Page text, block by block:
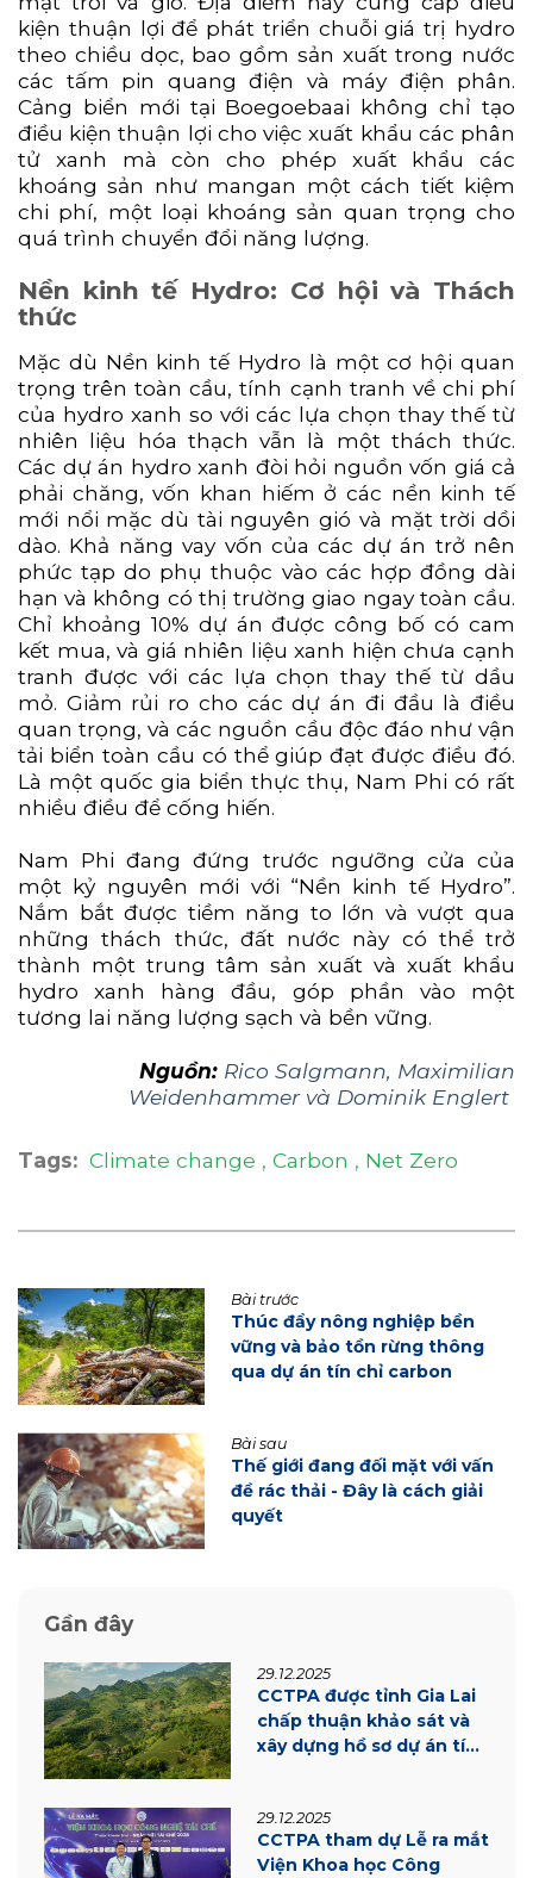
kiện thuận lợi để phát triển chuỗi giá trị hydro
theo chiều dọc, bao gồm sản xuất trong nước
các tấm pin quang điện và máy điện phân.
Cảng biển mới tại Boegoebaai không chỉ tạo
điều kiện thuận lợi cho việc xuất khẩu các phân
tử xanh mà còn cho phép xuất khẩu các
khoáng sản như mangan một cách tiết kiệm
chi phí, một loại khoáng sản quan trọng cho
quá trình chuyển đổi năng lượng.
Nền kinh tế Hydro: Cơ hội và Thách
thức
Mặc dù Nền kinh tế Hydro là một cơ hội quan
trọng trên toàn cầu, tính cạnh tranh về chi phí
của hydro xanh so với các lựa chọn thay thế từ
nhiên liệu hóa thạch vẫn là một thách thức.
Các dự án hydro xanh đòi hỏi nguồn vốn giá cả
phải chăng, vốn khan hiếm ở các nền kinh tế
mới nổi mặc dù tài nguyên gió và mặt trời dồi
dào. Khả năng vay vốn của các dự án trở nên
phức tạp do phụ thuộc vào các hợp đồng dài
hạn và không có thị trường giao ngay toàn cầu.
Chỉ khoảng 10% dự án được công bố có cam
kết mua, và giá nhiên liệu xanh hiện chưa cạnh
tranh được với các lựa chọn thay thế từ dầu
mỏ. Giảm rủi ro cho các dự án đi đầu là điều
quan trọng, và các nguồn cầu độc đáo như vận
tải biển toàn cầu có thể giúp đạt được điều đó.
Là một quốc gia biển thực thụ, Nam Phi có rất
nhiều điều để cống hiến.
Nam Phi đang đứng trước ngưỡng cửa của
một kỷ nguyên mới với “Nền kinh tế Hydro”.
Nắm bắt được tiềm năng to lớn và vượt qua
những thách thức, đất nước này có thể trở
thành một trung tâm sản xuất và xuất khẩu
hydro xanh hàng đầu, góp phần vào một
tương lai năng lượng sạch và bền vững.
Nguồn: Rico Salgmann, Maximilian
Weidenhammer và Dominik Englert
Tags: Climate change Carbon Net Zero
Bài trước
Thúc đẩy nông nghiệp bền
vững và bảo tồn rừng thông
qua dự án tín chỉ carbon
Bài sau
Thế giới đang đối mặt với vấn
đề rác thải - Đây là cách giải
quyết
Gần đây
29.12.2025
CCTPA được tỉnh Gia Lai
chấp thuận khảo sát và
xây dựng hồ sơ dự án tín
29.12.2025
CCTPA tham dự Lễ ra mắt
Viện Khoa học Công